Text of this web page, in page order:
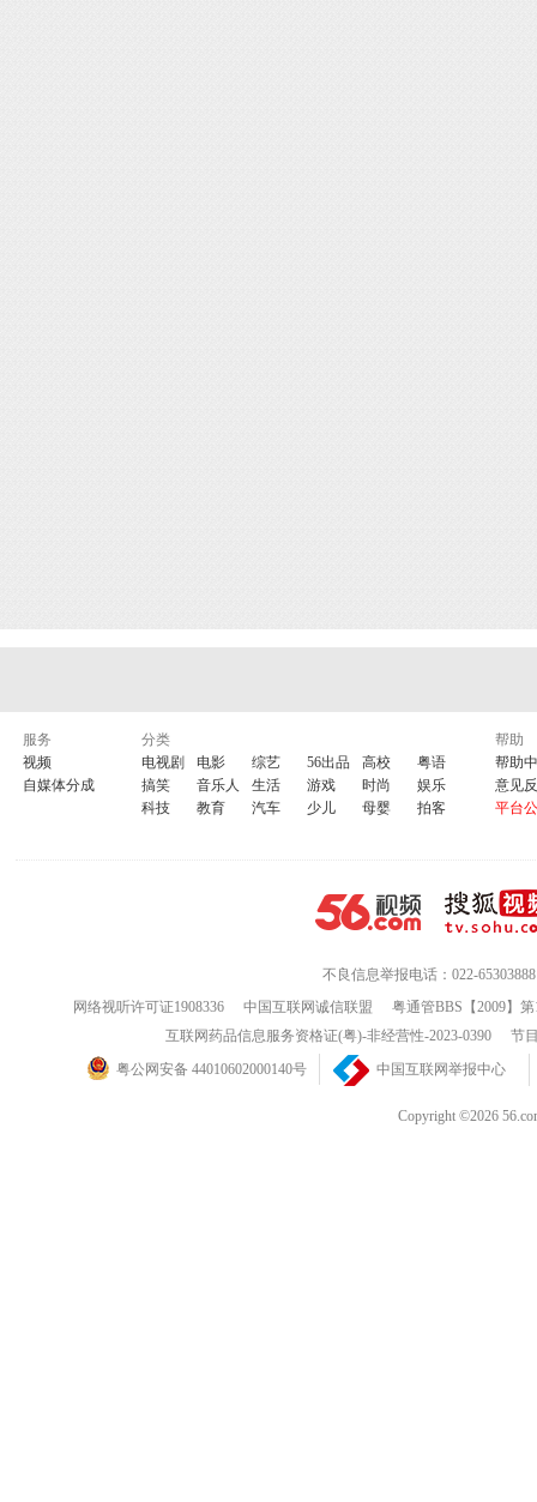
服务
视频
自媒体分成
分类
电视剧
电影 综艺 56出品 高校
粤语
搞笑
音乐人 生活 游戏 时尚
娱乐
科技
教育 汽车 少儿 母婴 拍客
帮助
帮助
意见
平台
不良信息举报电话：022-65303888
网络视听许可证1908336
中国互联网诚信联盟
粤通管BBS【2009】
互联网药品信息服务资格证(粤)-非经营性-2023-0390
节
粤公网安备 44010602000140号
中国互联网举报中心
Copyright ©2026